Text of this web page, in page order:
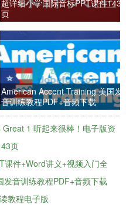
超详细小学国际音标PPT课件143
页
American Accent Training 美国发
音训练教程PDF+音频下载
Great 1 听起来很棒！电子版资
页
课件+Word讲义+视频入门全
音训练教程PDF+音频下载
教程电子版